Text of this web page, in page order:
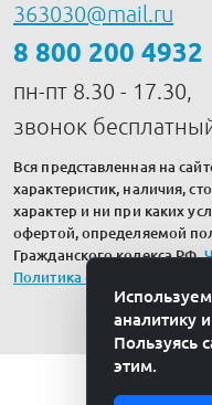
363030@mail.ru
8 800 200 4932
пн-пт 8.30 - 17.30,
звонок
Вся представленная на
характеристик, наличия,
характер и ни при каких
офертой, определяемой
Гражданского кодекса РФ.
Политика обработки
аналитику
Пользуясь
этим.